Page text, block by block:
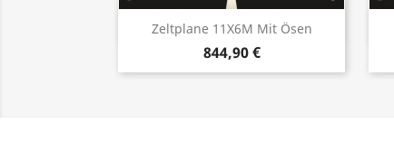
Zeltplane 11X6M Mit Ösen
844,90 €
Vorschau